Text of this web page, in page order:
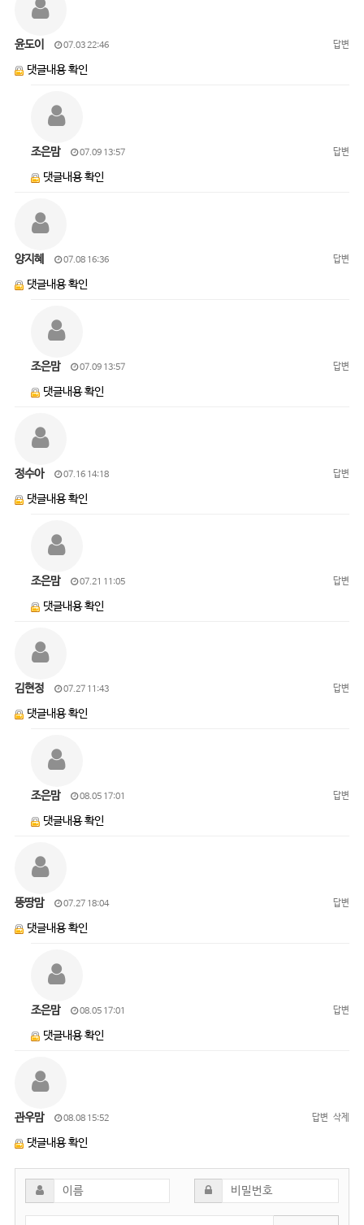
윤도이 07.03 22:46 답변
댓글내용 확인
조은맘 07.09 13:57 답변
댓글내용 확인
양지혜 07.08 16:36 답변
댓글내용 확인
조은맘 07.09 13:57 답변
댓글내용 확인
정수아 07.16 14:18 답변
댓글내용 확인
조은맘 07.21 11:05 답변
댓글내용 확인
김현정 07.27 11:43 답변
댓글내용 확인
조은맘 08.05 17:01 답변
댓글내용 확인
뚱땅맘 07.27 18:04 답변
댓글내용 확인
조은맘 08.05 17:01 답변
댓글내용 확인
관우맘 08.08 15:52 답변 삭제
댓글내용 확인